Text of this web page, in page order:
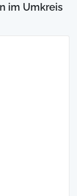
im Umkreis